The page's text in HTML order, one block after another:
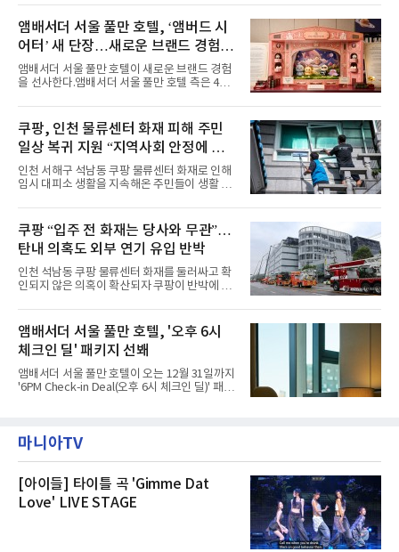
즈’를 선보인다.앰배서더 서울 풀만 호텔 측은
“요일마다 다른 즐거움과 한층 깊어진 미식의 여
유를 경험할 수 있도록 기획했다”고 밝혔다.먼저
월요일과 화요일에는 한 주의 문을 여는 여유로
운 식사를 테마로 다양한 혜택이 마련된다. 런치
이용 시 성인 5인 이상 사전 예약 고객에게 성인
1인 무료 혜택을 제공하며, 디너 이용 시에는 성
유료 회원 고객을 대상으로 5% 추가 할인 또는
바우처 1매 추가
앰배서더 서울 풀만 호텔, ‘앰버드 시
어터’ 새 단장…새로운 브랜드 경험 선
사
앰배서더 서울 풀만 호텔이 새로운 브랜드 경험
을 선사한다.앰배서더 서울 풀만 호텔 측은 4일
이야기를 담은 인형 극장 콘셉트의 공간 ‘앰버드
시어터(Ambird Theater)’를 새롭게 선보인
다”고 밝혔다.앰배서더 서울 풀만 호텔은 로비
한편에 마련된 앰버드 존을 통해 앰버드의 세계
관을 소개해왔다. 앰버드 존은 앰버드가 우주여
행 중 수집한 다양한 굿즈를 전시한 '앰버드 플래
닛(Ambird Planet)과 계절별 플라워 연출로 사
라 극장을 모티브로 한 데코레이션으로 구성됐
다. 무대 공간 및 티켓 박스
쿠팡, 인천 물류센터 화재 피해 주민
일상 복귀 지원 “지역사회 안정에 총
력”
인천 서해구 석남동 쿠팡 물류센터 화재로 인해
임시 대피소 생활을 지속해온 주민들이 생활 터
필먼트서비스(CFS)가 지난 28일부터 화재 피해
주민을 대상으로 전문 출장 청소서비스 지원에
나섬으로써 본격적인 지역사회 복구 작업이 시
작된 것이다.대피소 주민 중심 청소 접수, 첫날
부터 2가구 지원 완료CFS는 신현초등학교, 신
현북초등학교, 신현여자중학교 등 인천 서해구
관내 임시 대피소 3곳에서 체류해온 화재 피해
민들의 호응 속에 CFS는 즉시 행동에 나섰다. 지
난 28일 오후 전문 청소업체와
쿠팡 “입주 전 화재는 당사와 무관”…
탄내 의혹도 외부 연기 유입 반박
인천 석남동 쿠팡 물류센터 화재를 둘러싸고 확
인되지 않은 의혹이 확산되자 쿠팡이 반박에 나
에 대해서는 외부 화재 연기 유입이라고 설명했
고, 2023년 같은 물류센터에서 발생한 화재에
대해서도 쿠팡 입주 전 공사 과정에서 벌어진 일
이라며 선을 그었다.쿠팡은 21일 인천 물류센터
내부에서 불이 타는 냄새가 났다는 의혹과 관련
해 “사실무근”이라는 입장을 밝혔다.회사 측은
“인근에서 지난 15일 다른 회사에서 발생한 대
것으로 확인됐다”고 설명했다.이어 “정확한 화
재 원인은 추후 조사될
앰배서더 서울 풀만 호텔, '오후 6시
체크인 딜' 패키지 선봬
앰배서더 서울 풀만 호텔이 오는 12월 31일까지
'6PM Check-in Deal(오후 6시 체크인 딜)' 패키
텔 측은 “퇴근 후 또는 주말 도심 속에서 짧지만
온전한 휴식을 원하는 고객들에게 특별한 경험
제큐티브 두 가지 타입으로 구성된다. 디럭스 패
키지는 객실 1박(룸 온리)으로 심플한 호캉스를
즐길 수 있으며, 이그제큐티브 패키지는 객실 1
마니아TV
[아이들] 타이틀 곡 'Gimme Dat
Love' LIVE STAGE